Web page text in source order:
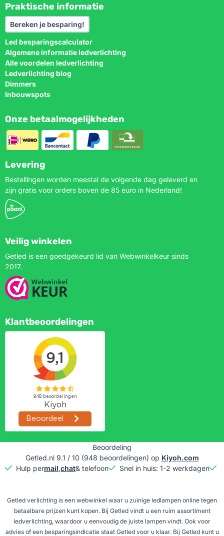
Praktische informatie
Bereken je besparing!
Led besparingscalculator
Algemene informatie ledverlichting
Alle voordelen ledverlichting
Ledverlichting blog
Dimmers
Inbouwspots
Onze betaalmogelijkheden
Levering
Bestellingen worden meestal de volgende dag geleverd en
zijn gratis voor orders boven de 85 euro in Nederland!
Veilig winkelen
Getled is een goedgekeurd lid van Webwinkelkeur sinds
2017.
Klantbeoordelingen
Beoordeling
Getled.nl 9.1 / 10 (948 beoordelingen) op Kiyoh.com
Hulp permail,chat& telefoon Snel in huis: 1-2 werkdagen
Getled verlichting is een webwinkel waar u zuinige ledlampen online tegen
betaalbare prijzen kunt kopen. Bij Getled vindt u een ruim assortiment
ledverlichting, waardoor u eenvoudig de juiste lampen vindt. Ook voor
advies of een besparingsindicatie staat Getled voor u klaar. Bij Getled kunt u